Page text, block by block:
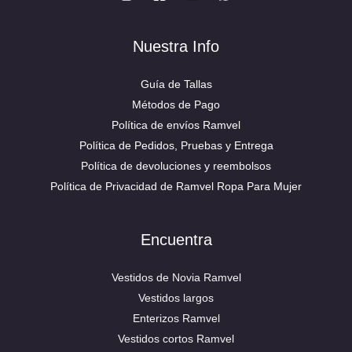
Nuestra Info
Guía de Tallas
Métodos de Pago
Política de envíos Ramvel
Política de Pedidos, Pruebas y Entrega
Política de devoluciones y reembolsos
Política de Privacidad de Ramvel Ropa Para Mujer
Encuentra
Vestidos de Novia Ramvel
Vestidos largos
Enterizos Ramvel
Vestidos cortos Ramvel